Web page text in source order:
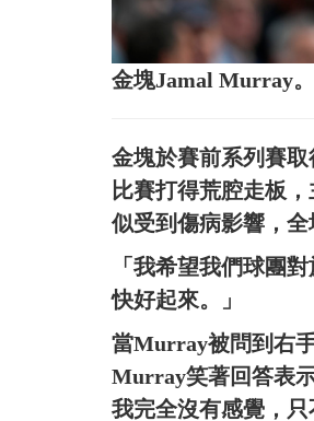
金塊Jamal Murray
金塊於賽前系列賽
比賽打得荒腔走板
似受到傷病影響，全
「我希望我們球團
快好起來。」
當Murray被問到右
Murray笑著回答表
我完全沒有感覺，只